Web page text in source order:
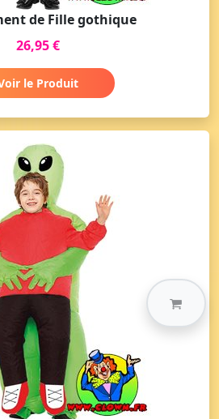
de Fille gothique
26,95 €
le Produit